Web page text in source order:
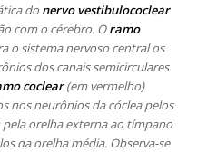
do nervo vestibulococlear
com o cérebro. Oramo
o sistema nervoso central os
dos canais semicirculares
coclear(em vermelho)
nos neurônios da cóclea pelos
orelha externa ao tímpano
da orelha média. Observa-se